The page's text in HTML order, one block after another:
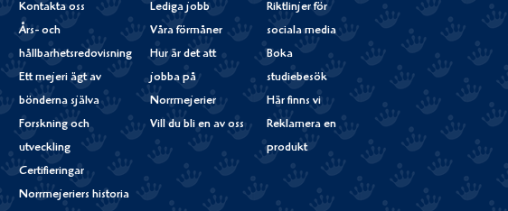
Kontakta oss
Års- och
hållbarhetsredovisning
Ett mejeri ägt av
bönderna själva
Forskning och
utveckling
Certifieringar
Norrmejeriers historia
Lediga jobb
Våra förmåner
Hur är det att
jobba på
Norrmejerier
Vill du bli en av oss
Riktlinjer för
sociala media
Boka
studiebesök
Här finns vi
Reklamera en
produkt